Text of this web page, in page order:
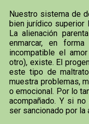
Nuestro sistema de
bien jurídico superior
La alienación
enmarcar, en
incompatible el
otro), existe. El
este tipo de
muestra problemas,
o emocional. Por lo
acompañado. Y si
ser sancionado por la